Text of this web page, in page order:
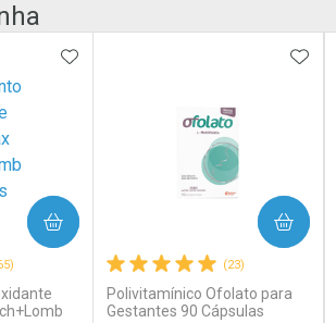
ADICIONAR AOS FAVORITOS
(23)
Polivitamínico Ofolato para
Gestantes 90 Cápsulas
COMPRAR